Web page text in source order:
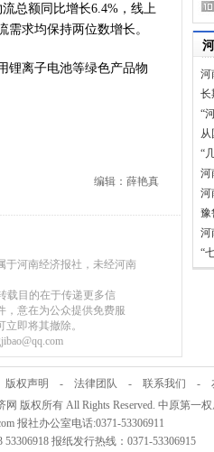
总额同比增长6.4%，线上
求均保持两位数增长。
离子电池等绿色产品物
编辑：薛艳真
于河南经济报社，未经河南
载目的在于传递更多信
，意在为公众提供免费服
即将其撤除。
河
长
“
“
河
河
豫
河
“
版权声明 - 法律团队 - 联系我们 -
版权所有 All Rights Reserved. 中原第一
报社办公室电话:0371-53306911
报纸发行热线：0371-53306915